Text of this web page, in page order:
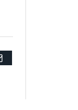
Email